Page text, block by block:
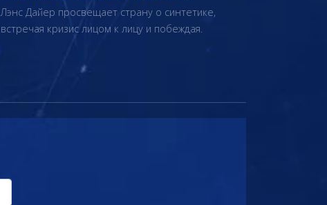
Лэнс Дайер просвещает страну о синтетике,
встречая кризис лицом к лицу и побеждая.